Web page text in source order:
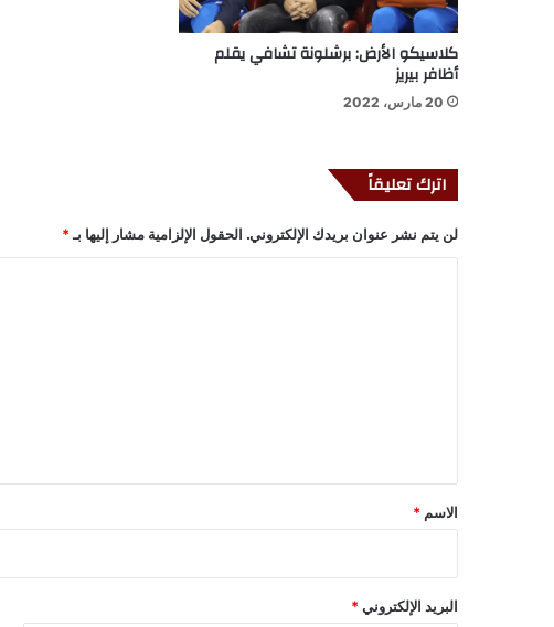
كلاسيكو الأرض: برشلونة تشافي يقلم
أظافر بيريز
20 مارس، 2022
اترك تعليقاً
لن يتم نشر عنوان بريدك الإلكتروني. الحقول الإلزامية مشار إليها بـ *
*
الاسم *
البريد الإلكتروني *